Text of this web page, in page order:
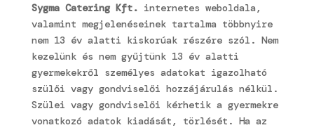
Sygma Catering Kft. internetes weboldala,
valamint megjelenéseinek tartalma többnyire
nem 13 év alatti kiskorúak részére szól. Nem
kezelünk és nem gyűjtünk 13 év alatti
gyermekekről személyes adatokat igazolható
szülői vagy gondviselői hozzájárulás nélkül.
Szülei vagy gondviselői kérhetik a gyermekre
vonatkozó adatok kiadását, törlését. Ha az